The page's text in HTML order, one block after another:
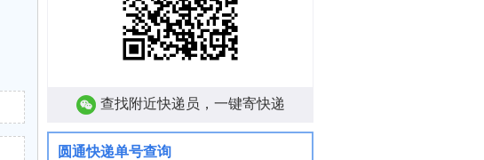
查找附近快递员，一键寄快递
圆通快递单号查询